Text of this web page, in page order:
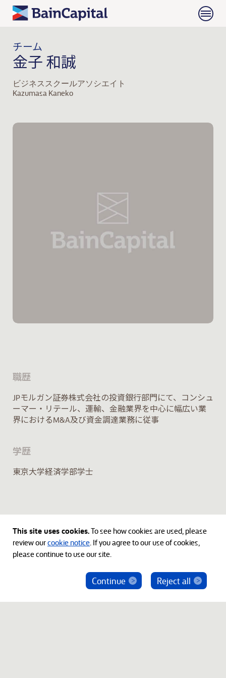
チーム
金子 和誠
ビジネススクールアソシエイト
Kazumasa Kaneko
職歴
JPモルガン証券株式会社の投資銀行部門にて、コンシュ
ーマー・リテール、運輸、金融業界を中心に幅広い業
界におけるM&A及び資金調達業務に従事
学歴
東京大学経済学部学士
ベインキャピタル社員を騙った投資勧誘にご注意
This site uses cookies.To see how cookies are used, please
review ourcookie notice. If you agree to our use of cookies,
please continue to use our site.
Reject all
Continue